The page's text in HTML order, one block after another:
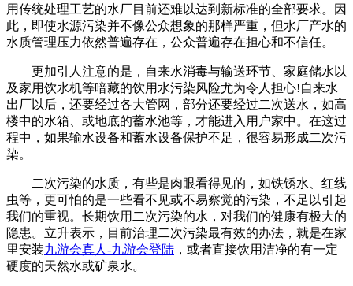
用传统处理工艺的水厂目前还难以达到新标准的全部要求。因
此，即使水源污染并不像公众想象的那样严重，但水厂产水的
水质管理压力依然普遍存在，公众普遍存在担心和不信任。
更加引人注意的是，自来水消毒与输送环节、家庭储水以
及家用饮水机等暗藏的饮用水污染风险尤为令人担心!自来水
出厂以后，还要经过各大管网，部分还要经过二次送水，如高
楼中的水箱、或地底的蓄水池等，才能进入用户家中。在这过
程中，如果输水设备和蓄水设备保护不足，很容易形成二次污
染。
二次污染的水质，有些是肉眼看得见的，如铁锈水、红线
虫等，更可怕的是一些看不见或不易察觉的污染，不足以引起
我们的重视。长期饮用二次污染的水，对我们的健康有极大的
隐患。立升表示，目前治理二次污染最有效的办法，就是在家
里安装九游会真人-九游会登陆 ，或者直接饮用洁净的有一定
硬度的天然水或矿泉水。